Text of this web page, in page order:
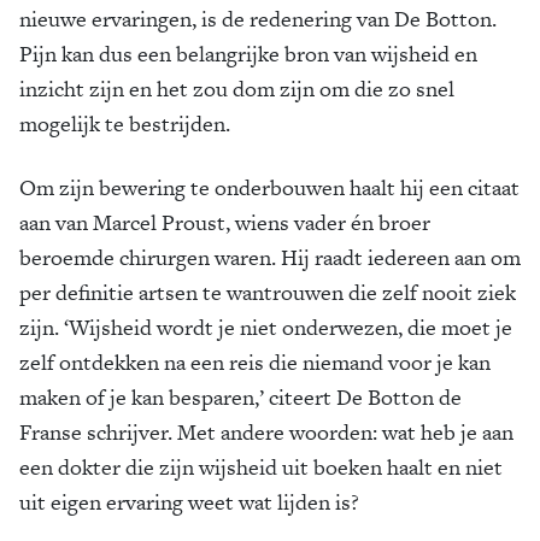
nieuwe ervaringen, is de redenering van De Botton.
Pijn kan dus een belangrijke bron van wijsheid en
inzicht zijn en het zou dom zijn om die zo snel
mogelijk te bestrijden.
Om zijn bewering te onderbouwen haalt hij een citaat
aan van Marcel Proust, wiens vader én broer
beroemde chirurgen waren. Hij raadt iedereen aan om
per definitie artsen te wantrouwen die zelf nooit ziek
zijn. ‘Wijsheid wordt je niet onderwezen, die moet je
zelf ontdekken na een reis die niemand voor je kan
maken of je kan besparen,’ citeert De Botton de
Franse schrijver. Met andere woorden: wat heb je aan
een dokter die zijn wijsheid uit boeken haalt en niet
uit eigen ervaring weet wat lijden is?